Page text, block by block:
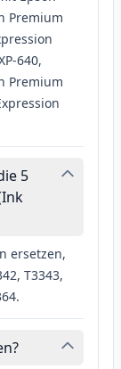
Premium
640,
Premium
5
ersetzen,
T3343,